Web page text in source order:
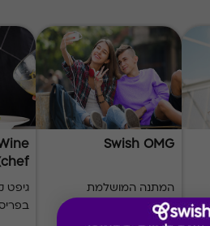
Swish OMG
המתנה המושלמת
לנערות ולנערים
גיפט